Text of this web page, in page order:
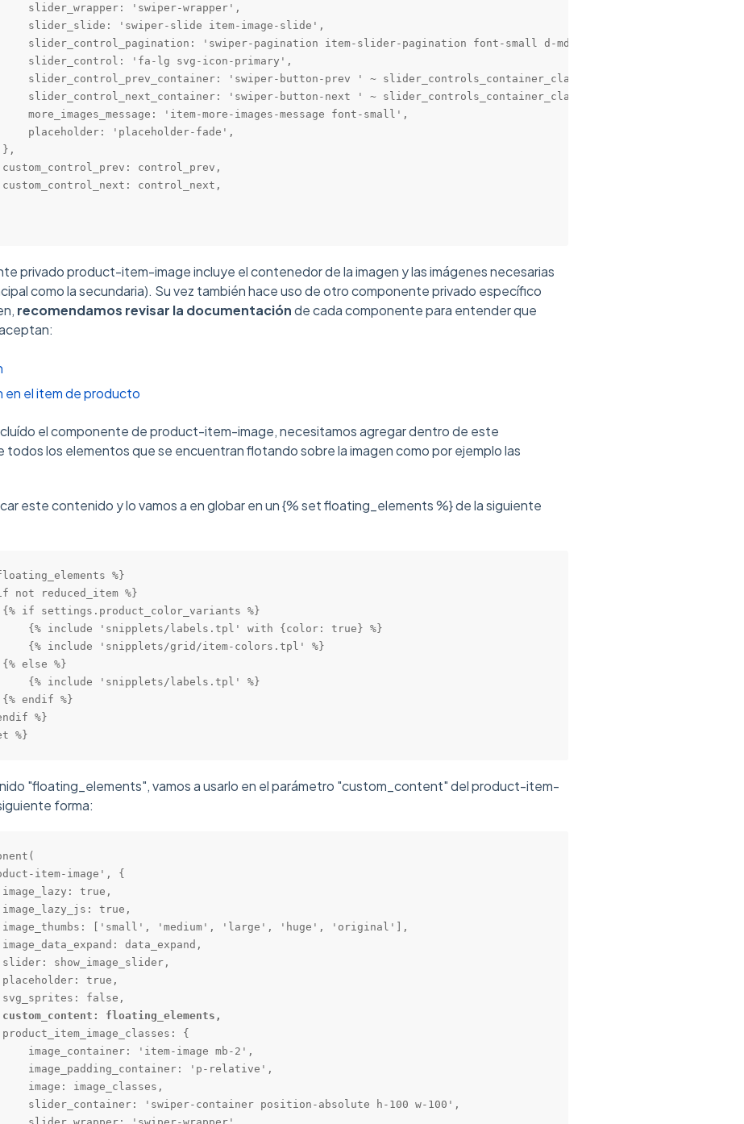
slider_wrapper: 'swiper-wrapper',
slider_slide: 'swiper-slide item-image-slide',
slider_control_pagination: 'swiper-pagination item-slider-pagination font-small d-md-none',
slider_control: 'fa-lg svg-icon-primary',
slider_control_prev_container: 'swiper-button-prev ' ~ slider_controls_container_class,
slider_control_next_container: 'swiper-button-next ' ~ slider_controls_container_class,
more_images_message: 'item-more-images-message font-small',
placeholder: 'placeholder-fade',
control_prev,
control_next,
privado product-item-image incluye el contenedor de la imagen y las imágenes necesarias
como la secundaria). Su vez también hace uso de otro componente privado específico
recomendamos revisar la documentaciónde cada componente para entender que
en el item de producto
el componente de product-item-image, necesitamos agregar dentro de este
los elementos que se encuentran flotando sobre la imagen como por ejemplo las
este contenido y lo vamos a en globar en un {% set floating_elements %} de la siguiente
%}
not reduced_item %}
if settings.product_color_variants %}
{% include 'snipplets/labels.tpl' with {color: true} %}
{% include 'snipplets/grid/item-colors.tpl' %}
else %}
{% include 'snipplets/labels.tpl' %}
endif %}
%}
%}
"floating_elements", vamos a usarlo en el parámetro "custom_content" del product-item-
forma:
item-image', {
true,
true,
['small', 'medium', 'large', 'huge', 'original'],
data_expand,
show_image_slider,
true,
false,
custom_content: floating_elements,
{
image_container: 'item-image mb-2',
image_padding_container: 'p-relative',
image: image_classes,
slider_container: 'swiper-container position-absolute h-100 w-100',